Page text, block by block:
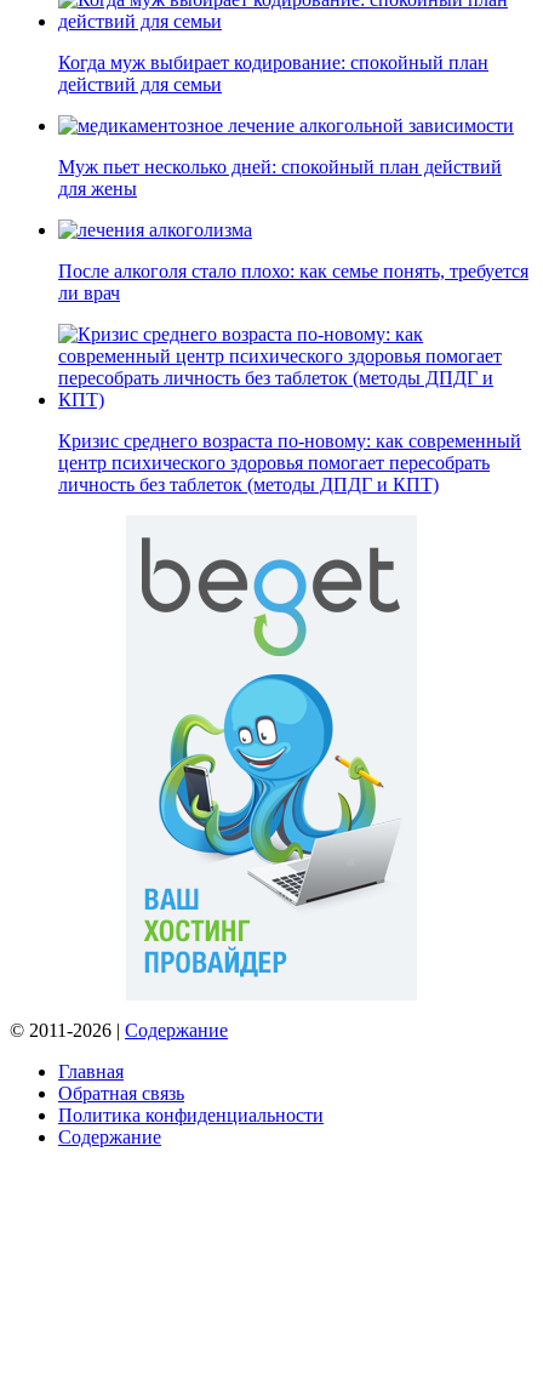
Когда муж выбирает кодирование: спокойный план
действий для семьи
Муж пьет несколько дней: спокойный план действий
для жены
После алкоголя стало плохо: как семье понять, требуется
ли врач
Кризис среднего возраста по-новому: как современный
центр психического здоровья помогает пересобрать
личность без таблеток (методы ДПДГ и КПТ)
© 2011-2026 | Содержание
Главная
Обратная связь
Политика конфиденциальности
Содержание